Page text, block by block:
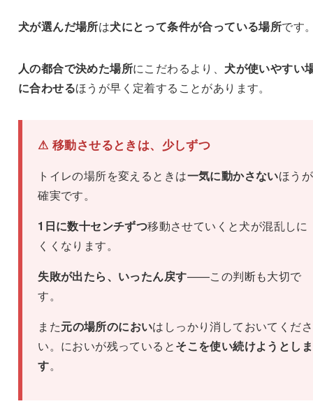
犬が選んだ場所は犬にとって条件が合っている場所です
人の都合で決めた場所にこだわるより、 犬が使いやすい
に合わせるほうが早く定着することがあります。
⚠ 移動させるときは、少しずつ
トイレの場所を変えるときは一気に動かさないほうが
確実です。
1日に数十センチずつ移動させていくと犬が混乱しに
くくなります。
失敗が出たら、いったん戻す——この判断も大切で
す。
また元の場所のにおいはしっかり消しておいてくださ
い。においが残っているとそこを使い続けようとしま
す。